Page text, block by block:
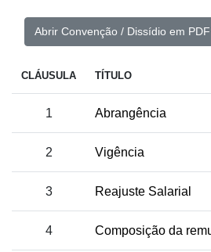
Abrir Convenção / Dissídio em PDF
CLÁUSULA TÍTULO
1 Abrangência
2 Vigência
3 Reajuste Salarial
4 Composição da